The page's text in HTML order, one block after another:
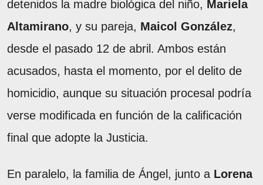
detenidos la madre biológica del niño, Mariela
Altamirano, y su pareja, Maicol González,
desde el pasado 12 de abril. Ambos están
acusados, hasta el momento, por el delito de
homicidio, aunque su situación procesal podría
verse modificada en función de la calificación
final que adopte la Justicia.
En paralelo, la familia de Ángel, junto a Lorena